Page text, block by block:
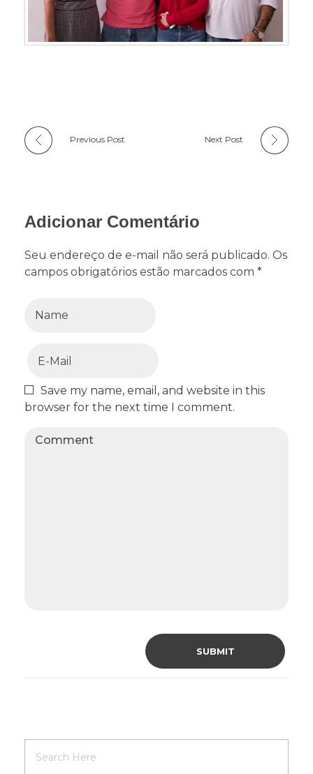
Previous Post Next Post
Adicionar Comentário
Seu endereço de e-mail não será publicado. Os
campos obrigatórios estão marcados com *
Save my name, email, and website in this
browser for the next time I comment.